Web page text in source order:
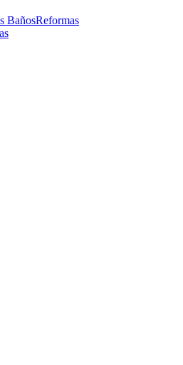
BañosReformas